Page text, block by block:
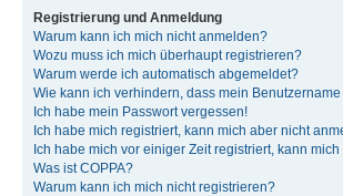
Registrierung und Anmeldung
Warum kann ich mich nicht anmelden?
Wozu muss ich mich überhaupt registrieren?
Warum werde ich automatisch abgemeldet?
Wie kann ich verhindern, dass mein
Ich habe mein Passwort vergessen!
Ich habe mich registriert, kann mich aber nicht
Ich habe mich vor einiger Zeit registriert, kann
Was ist COPPA?
Warum kann ich mich nicht registrieren?